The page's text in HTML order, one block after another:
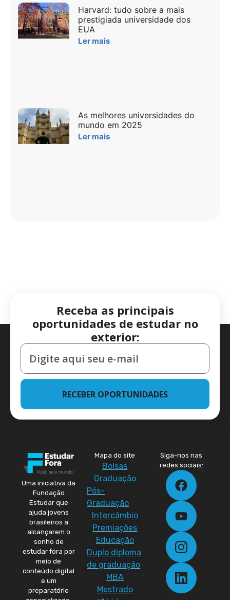
Harvard: tudo sobre a mais
prestigiada universidade dos
EUA
Ler mais
As melhores universidades do
mundo em 2025
Ler mais
Receba as principais
oportunidades de estudar no
exterior:
RECEBER OPORTUNIDADES
Uma iniciativa da
Fundação
Estudar que
ajuda jovens
brasileiros a
alcançarem o
sonho de
estudar fora por
meio de
conteúdo digital
e um
preparatório
Mapa do site
Bolsas
Graduação
Pós-
Graduação
Intercâmbio
Premiações
Educação
Duplo diploma
de graduação
MBA
Mestrado
Siga-nos nas
redes sociais: